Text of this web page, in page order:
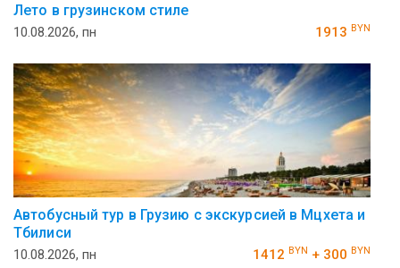
Лето в грузинском стиле
10.08.2026, пн 1913 BYN
Автобусный тур в Грузию с экскурсией в Мцхета и
Тбилиси
10.08.2026, пн 1412 BYN + 300 BYN